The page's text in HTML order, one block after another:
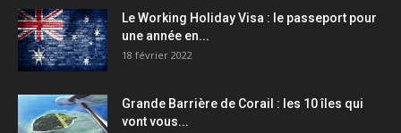
Le Working Holiday Visa : le passeport pour
une année en...
18 février 2022
Grande Barrière de Corail : les 10 îles qui
vont vous...